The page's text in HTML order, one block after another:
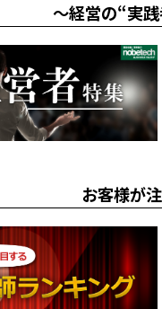
～経営の“実
お客様が